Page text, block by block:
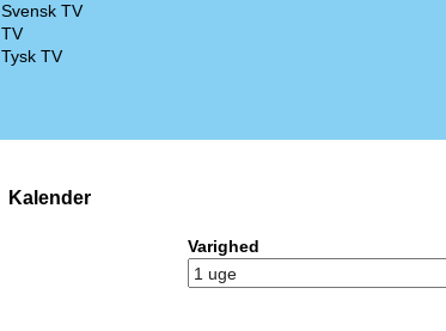
Svensk TV
TV
Tysk TV
Kalender
Varighed